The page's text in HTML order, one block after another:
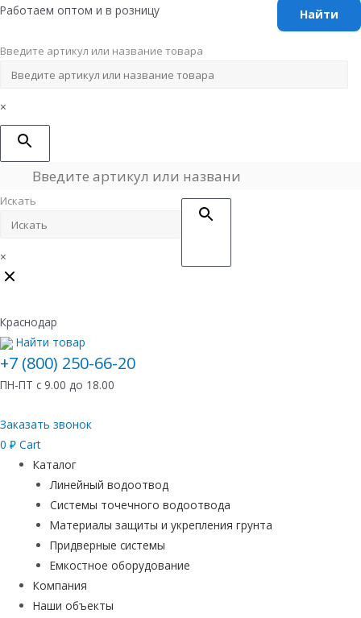
Перейти
содержимому
Работаем оптом и в розницу
Введите артикул или название товара
×
Искать
×
Краснодар
Найти товар
+7 (800) 250-66-20
ПН-ПТ с 9.00 до 18.00
Заказать звонок
0 ₽ Cart
Каталог
Линейный водоотвод
Системы точечного водоотвода
Материалы защиты и укрепления грунта
Придверные системы
Емкостное оборудование
Компания
Наши объекты